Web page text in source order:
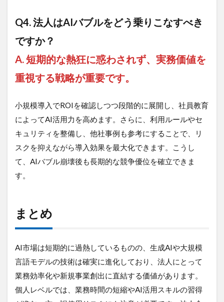
Q4. 法人はAIバブルをどう乗りこなすべき
ですか？
A. 短期的な熱狂に惑わされず、実務価値を
重視する戦略が重要です。
小規模導入でROIを確認しつつ段階的に展開し、社員教育
によってAI活用力を高めます。さらに、利用ルールやセ
キュリティを整備し、他社事例も参考にすることで、リ
スクを抑えながら導入効果を最大化できます。こうし
て、AIバブル崩壊後も長期的な競争優位を確立できま
す。
まとめ
AI市場は短期的に過熱しているものの、生成AIや大規模
言語モデルの技術は確実に進化しており、法人にとって
業務効率化や新規事業創出に直結する価値があります。
個人レベルでは、業務時間の短縮やAI活用スキルの習得